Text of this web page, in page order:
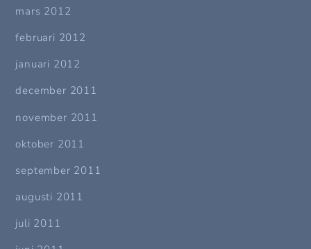
mars 2012
februari 2012
januari 2012
december 2011
november 2011
oktober 2011
september 2011
augusti 2011
juli 2011